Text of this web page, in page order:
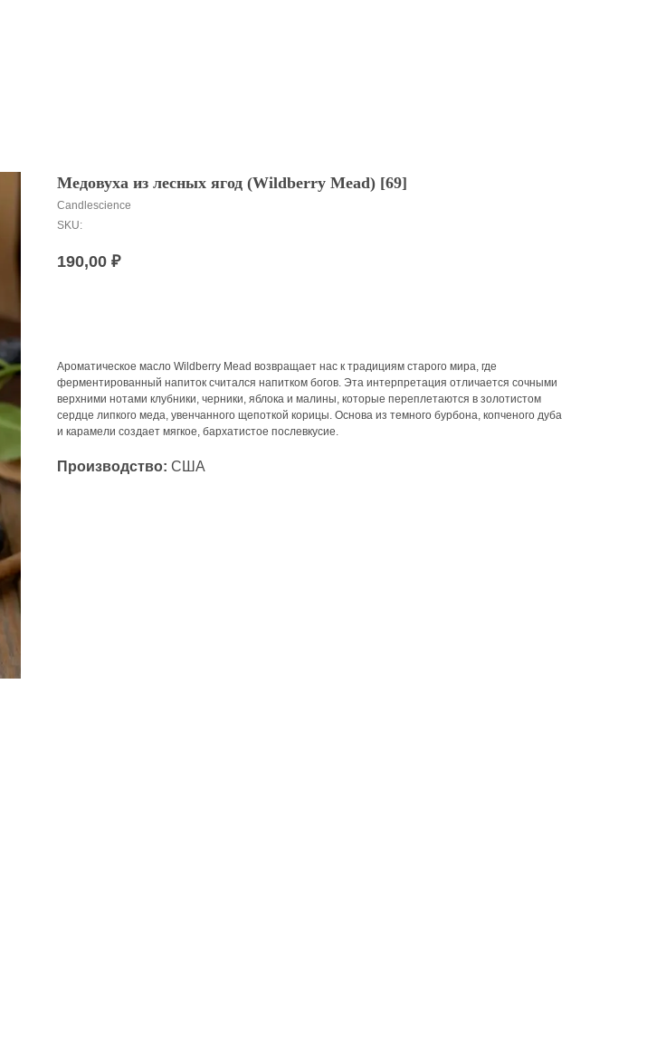
Медовуха из лесных ягод (Wildberry Mead) [69]
Candlescience
SKU:
190,00 ₽
Ароматическое масло Wildberry Mead возвращает нас к традициям старого мира, где
ферментированный напиток считался напитком богов. Эта интерпретация отличается сочными
верхними нотами клубники, черники, яблока и малины, которые переплетаются в золотистом
сердце липкого меда, увенчанного щепоткой корицы. Основа из темного бурбона, копченого дуба
и карамели создает мягкое, бархатистое послевкусие.
Производство: США